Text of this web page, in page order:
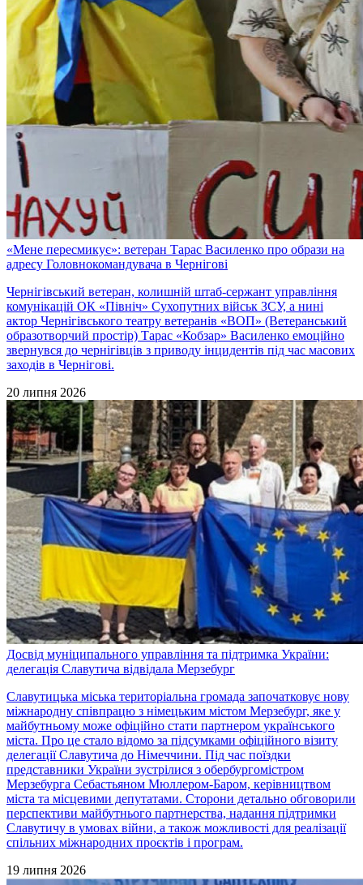
«Мене пересмикує»: ветеран Тарас Василенко про образи на
адресу Головнокомандувача в Чернігові
Чернігівський ветеран, колишній штаб-сержант управління
комунікацій ОК «Північ» Сухопутних військ ЗСУ, а нині
актор Чернігівського театру ветеранів «ВОП» (Ветеранський
образотворчий простір) Тарас «Кобзар» Василенко емоційно
звернувся до чернігівців з приводу інцидентів під час масових
заходів в Чернігові.
20 липня 2026
Досвід муніципального управління та підтримка України:
делегація Славутича відвідала Мерзебург
Славутицька міська територіальна громада започатковує нову
міжнародну співпрацю з німецьким містом Мерзебург, яке у
майбутньому може офіційно стати партнером українського
міста. Про це стало відомо за підсумками офіційного візиту
делегації Славутича до Німеччини. Під час поїздки
представники України зустрілися з обербургомістром
Мерзебурга Себастьяном Мюллером-Баром, керівництвом
міста та місцевими депутатами. Сторони детально обговорили
перспективи майбутнього партнерства, надання підтримки
Славутичу в умовах війни, а також можливості для реалізації
спільних міжнародних проєктів і програм.
19 липня 2026